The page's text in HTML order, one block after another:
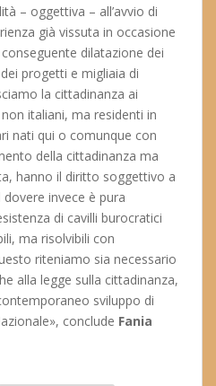
– oggettiva – all’avvio di
già vissuta in occasione
dilatazione dei
progetti e migliaia di
la cittadinanza ai
italiani, ma residenti in
nati qui o comunque con
della cittadinanza ma
hanno il diritto soggettivo a
invece è pura
di cavilli burocratici
ma risolvibili con
riteniamo sia necessario
alla legge sulla cittadinanza,
sviluppo di
conclude Fania